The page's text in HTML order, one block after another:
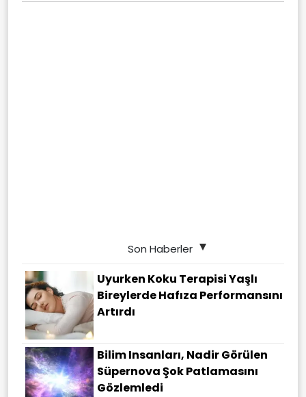
Son Haberler
Uyurken Koku Terapisi Yaşlı
Bireylerde Hafıza Performansını
Artırdı
Bilim Insanları, Nadir Görülen
Süpernova Şok Patlamasını
Gözlemledi